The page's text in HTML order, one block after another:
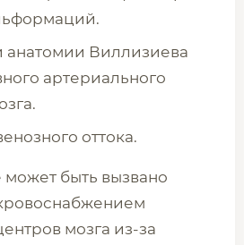
анатомии Виллизиева
артериального
оттока.
может быть вызвано
мозга из-за